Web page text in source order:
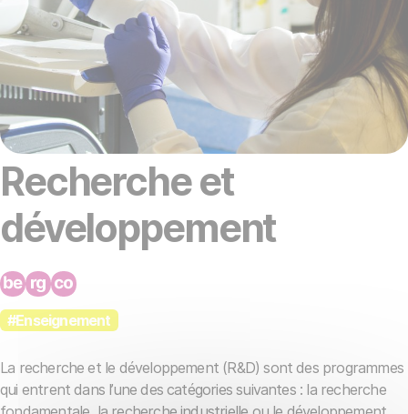
Recherche et
développement
#Enseignement
La recherche et le développement (R&D) sont des programmes
qui entrent dans l’une des catégories suivantes : la recherche